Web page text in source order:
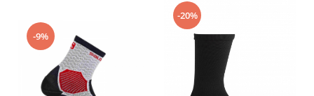
-9%
-20%